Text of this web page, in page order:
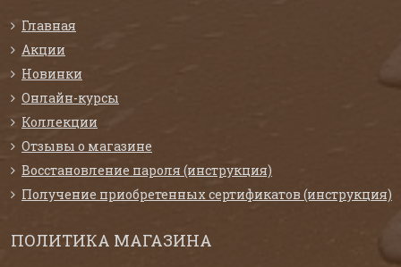
Главная
Акции
Новинки
Онлайн-курсы
Коллекции
Отзывы о магазине
Восстановление пароля (инструкция)
Получение приобретенных сертификатов (инструкция)
ПОЛИТИКА МАГАЗИНА